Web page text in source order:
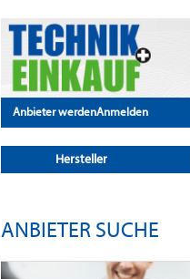
Anbieter werdenAnmelden
Hersteller
ANBIETER SUCHE